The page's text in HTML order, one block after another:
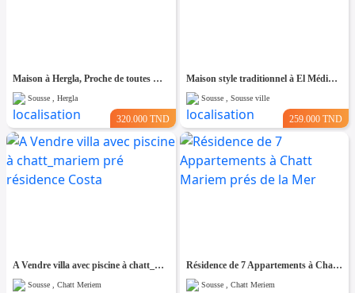
Maison à Hergla, Proche de toutes Commodités
Sousse , Hergla
320.000 TND
Maison style traditionnel à El Médina Sousse
Sousse , Sousse ville
259.000 TND
A Vendre villa avec piscine à chatt_mariem pré résidence Costa
Sousse , Chatt Meriem
Résidence de 7 Appartements à Chatt Mariem prés de la Mer
Sousse , Chatt Meriem